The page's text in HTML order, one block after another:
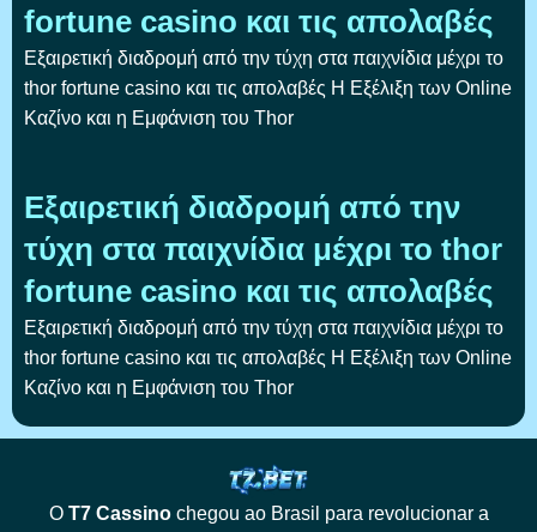
fortune casino και τις απολαβές
Εξαιρετική διαδρομή από την τύχη στα παιχνίδια μέχρι το
thor fortune casino και τις απολαβές Η Εξέλιξη των Online
Καζίνο και η Εμφάνιση του Thor
Εξαιρετική διαδρομή από την
τύχη στα παιχνίδια μέχρι το thor
fortune casino και τις απολαβές
Εξαιρετική διαδρομή από την τύχη στα παιχνίδια μέχρι το
thor fortune casino και τις απολαβές Η Εξέλιξη των Online
Καζίνο και η Εμφάνιση του Thor
O T7 Cassinochegou ao Brasil para revolucionar a